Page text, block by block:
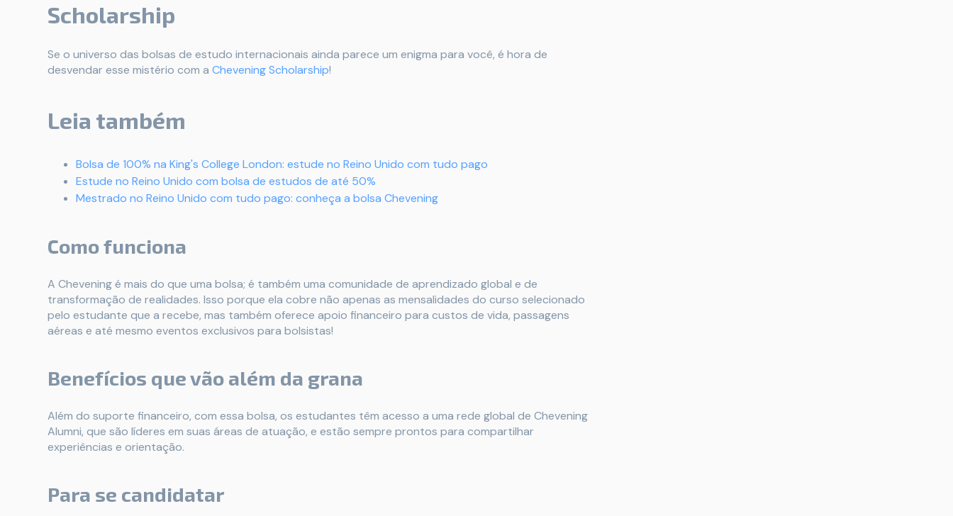
Scholarship
Se o universo das bolsas de estudo internacionais ainda parece um enigma para você, é hora de
desvendar esse mistério com a Chevening Scholarship!
Leia também
Bolsa de 100% na King's College London: estude no Reino Unido com tudo pago
Estude no Reino Unido com bolsa de estudos de até 50%
Mestrado no Reino Unido com tudo pago: conheça a bolsa Chevening
Como funciona
A Chevening é mais do que uma bolsa; é também uma comunidade de aprendizado global e de
transformação de realidades. Isso porque ela cobre não apenas as mensalidades do curso selecionado
pelo estudante que a recebe, mas também oferece apoio financeiro para custos de vida, passagens
aéreas e até mesmo eventos exclusivos para bolsistas!
Benefícios que vão além da grana
Além do suporte financeiro, com essa bolsa, os estudantes têm acesso a uma rede global de Chevening
Alumni, que são líderes em suas áreas de atuação, e estão sempre prontos para compartilhar
experiências e orientação.
Para se candidatar